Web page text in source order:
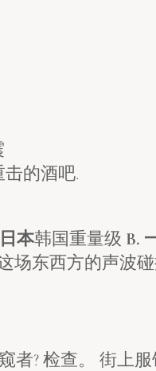
的酒吧.
日本韩国重量级 B.
场东西方的声波
? 检查。 街上